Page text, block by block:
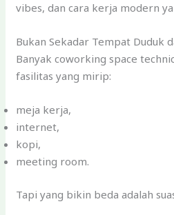
vibes, dan cara kerja modern
Bukan Sekadar Tempat Duduk
Banyak coworking space
fasilitas yang mirip:
meja kerja,
internet,
kopi,
meeting room.
Tapi yang bikin beda adalah